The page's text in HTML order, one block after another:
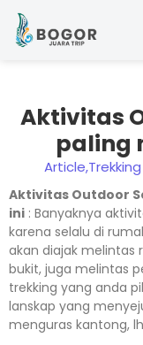
Aktivitas
paling
Article,
Aktivitas Outdoor
ini : Banyaknya
karena selalu di
akan diajak melintas
bukit, juga melintas
trekking yang anda
lanskap yang
menguras kantong,